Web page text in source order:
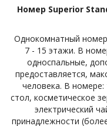
Номер Superior
Однокомнатный номер
7 - 15 этажи. В
односпальные,
предоставляется,
человека. В
стол, косметическое
электрический
принадлежности